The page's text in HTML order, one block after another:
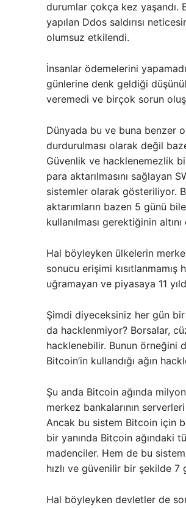
durumlar çokça kez yaşandı.
yapılan Ddos saldırısı
olumsuz etkilendi.
İnsanlar ödemelerini
günlerine denk geldiği
veremedi ve birçok sorun
Dünyada bu ve buna benzer
durdurulması olarak değil
Güvenlik ve hacklenemezlik
para aktarılmasını sağlayan
sistemler olarak gösteriliyor.
aktarımların bazen 5 günü
kullanılması gerektiğinin
Hal böyleyken ülkelerin
sonucu erişimi
uğramayan ve piyasaya 11
Şimdi diyeceksiniz her gün
da hacklenmiyor? Borsalar,
hacklenebilir. Bunun örneğini
Bitcoin’in kullandığı ağın
Şu anda Bitcoin ağında
merkez bankalarının
Ancak bu sistem Bitcoin için
bir yanında Bitcoin ağındaki
madenciler. Hem de bu
hızlı ve güvenilir bir şekilde 7
Hal böyleyken devletler de